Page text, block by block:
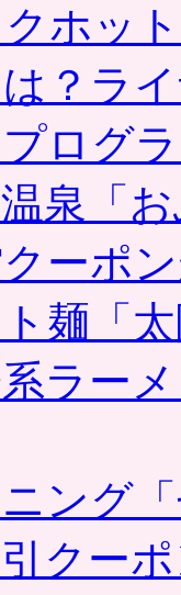
ホッ
？ラ
ログ
泉「
ーポ
麺「
ラー
ング
クー